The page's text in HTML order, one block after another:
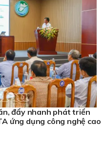
đẩy nhanh phát triển
ứng dụng công nghệ cao